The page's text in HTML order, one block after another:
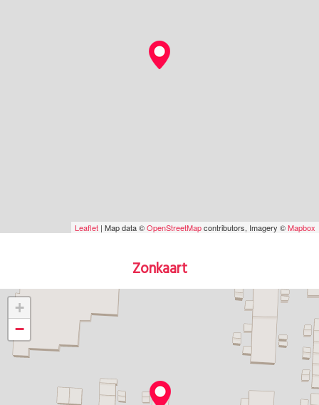
Leaflet | Map data ©OpenStreetMapcontributors, Imagery ©Mapbox
Zonkaart
+
−